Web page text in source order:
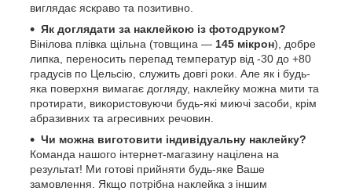
виглядає яскраво та позитивно.
Як доглядати за наклейкою із фотодруком?
Вінілова плівка щільна (товщина — 145 мікрон), добре
липка, переносить перепад температур від -30 до +80
градусів по Цельсію, служить довгі роки. Але як і будь-
яка поверхня вимагає догляду, наклейку можна мити та
протирати, використовуючи будь-які миючі засоби, крім
абразивних та агресивних речовин.
Чи можна виготовити індивідуальну наклейку?
Команда нашого інтернет-магазину націлена на
результат! Ми готові прийняти будь-яке Ваше
замовлення. Якщо потрібна наклейка з іншим